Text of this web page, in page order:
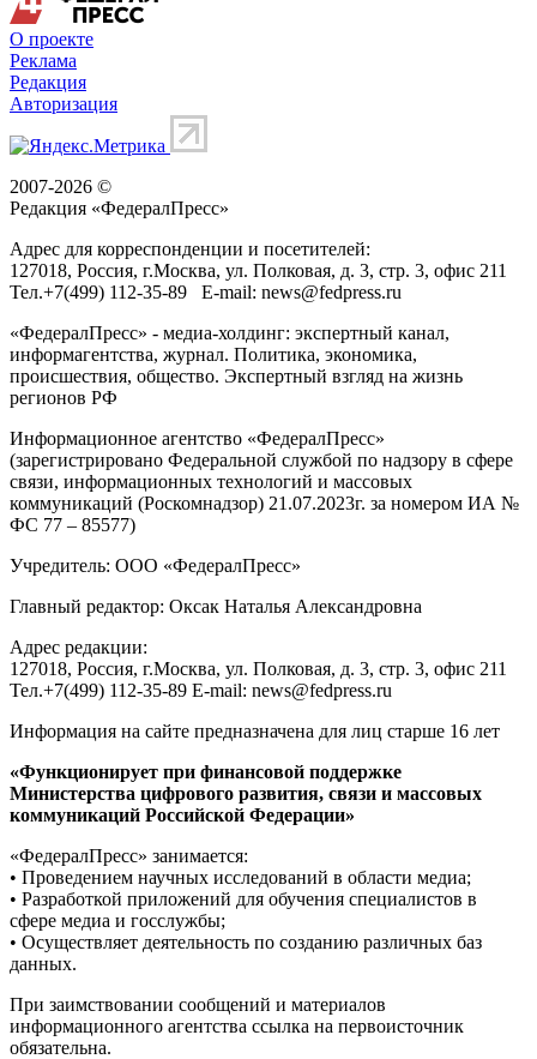
О проекте
Реклама
Редакция
Авторизация
2007-2026 ©
Редакция «ФедералПресс»
Адрес для корреспонденции и посетителей:
127018, Россия, г.Москва, ул. Полковая, д. 3, стр. 3, офис 211
Тел.+7(499) 112-35-89 E-mail: news@fedpress.ru
«ФедералПресс» - медиа-холдинг: экспертный канал,
информагентства, журнал. Политика, экономика,
происшествия, общество. Экспертный взгляд на жизнь
регионов РФ
Информационное агентство «ФедералПресс»
(зарегистрировано Федеральной службой по надзору в сфере
связи, информационных технологий и массовых
коммуникаций (Роскомнадзор) 21.07.2023г. за номером ИА №
ФС 77 – 85577)
Учредитель: ООО «ФедералПресс»
Главный редактор: Оксак Наталья Александровна
Адрес редакции:
127018, Россия, г.Москва, ул. Полковая, д. 3, стр. 3, офис 211
Тел.+7(499) 112-35-89 E-mail: news@fedpress.ru
Информация на сайте предназначена для лиц старше 16 лет
«Функционирует при финансовой поддержке
Министерства цифрового развития, связи и массовых
коммуникаций Российской Федерации»
«ФедералПресс» занимается:
• Проведением научных исследований в области медиа;
• Разработкой приложений для обучения специалистов в
сфере медиа и госслужбы;
• Осуществляет деятельность по созданию различных баз
данных.
При заимствовании сообщений и материалов
информационного агентства ссылка на первоисточник
обязательна.